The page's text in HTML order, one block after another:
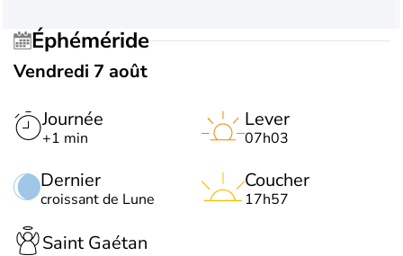
Éphéméride
Vendredi 7 août
Journée
+1 min
Dernier
croissant de Lune
Lever
07h03
Coucher
17h57
Saint Gaétan